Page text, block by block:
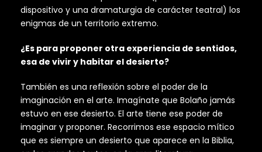
dispositivo y una dramaturgia de carácter teatral) los
enigmas de un territorio extremo.
¿Es para proponer otra experiencia de sentidos,
esa de vivir y habitar el desierto?
También es una reflexión sobre el poder de la
imaginación en el arte. Imagínate que Bolaño jamás
estuvo en ese desierto. El arte tiene ese poder de
imaginar y proponer. Recorrimos ese espacio mítico
que es siempre un desierto que aparece en la Biblia,